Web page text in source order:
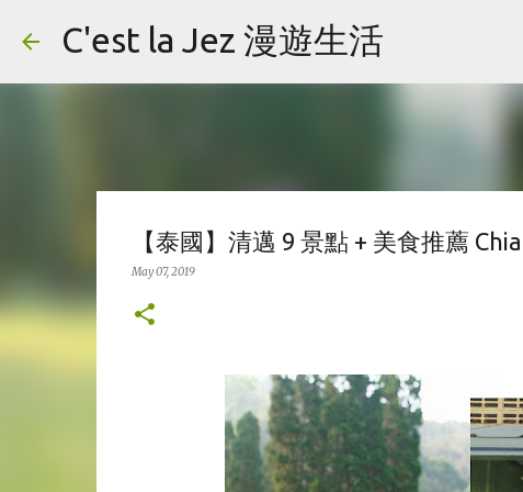
C'est la Jez 漫遊生活
【泰國】清邁 9 景點 + 美食推薦
May 07, 2019